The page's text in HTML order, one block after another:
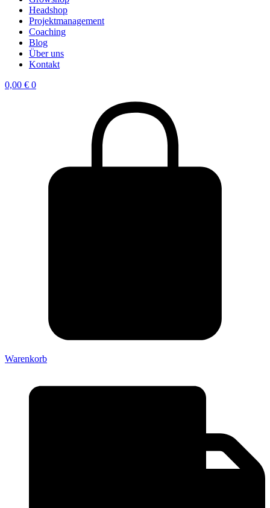
Headshop
Projektmanagement
Coaching
Blog
Über uns
Kontakt
0,00 € 0
Warenkorb